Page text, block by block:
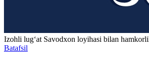
Izohli lugʻat Savodxon loyihasi bilan
Batafsil